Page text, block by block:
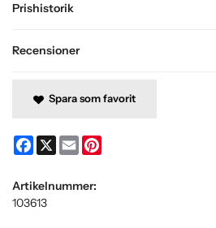
Prishistorik
Recensioner
Spara som favorit
Facebook
X Email
Artikelnummer:
103613